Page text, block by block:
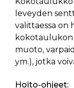
leveyden
valittaessa on
kokotaulukon
muoto,
ym.), jotka
Hoito-ohjeet: